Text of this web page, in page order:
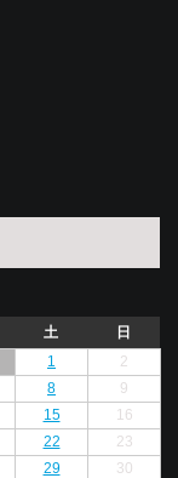
土
日
1
2
8
9
15
16
22
23
29
30